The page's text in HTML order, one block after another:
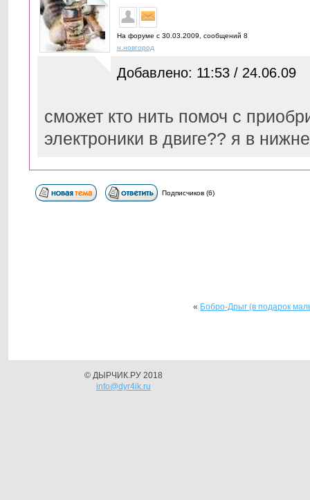
На форуме с 30.03.2009, cообщений 8
н.новгород
Добавлено: 11:53 / 24.06.09
сможет кто нить помоч с
электроники в двиге?? я в
Подписчиков (6)
« Бобро-Дрыг (в подарок
© ДЫРЧИК.РУ 2018
info@dyr4ik.ru